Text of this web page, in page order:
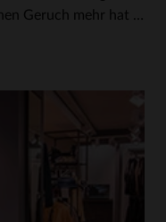
Geruch mehr hat …